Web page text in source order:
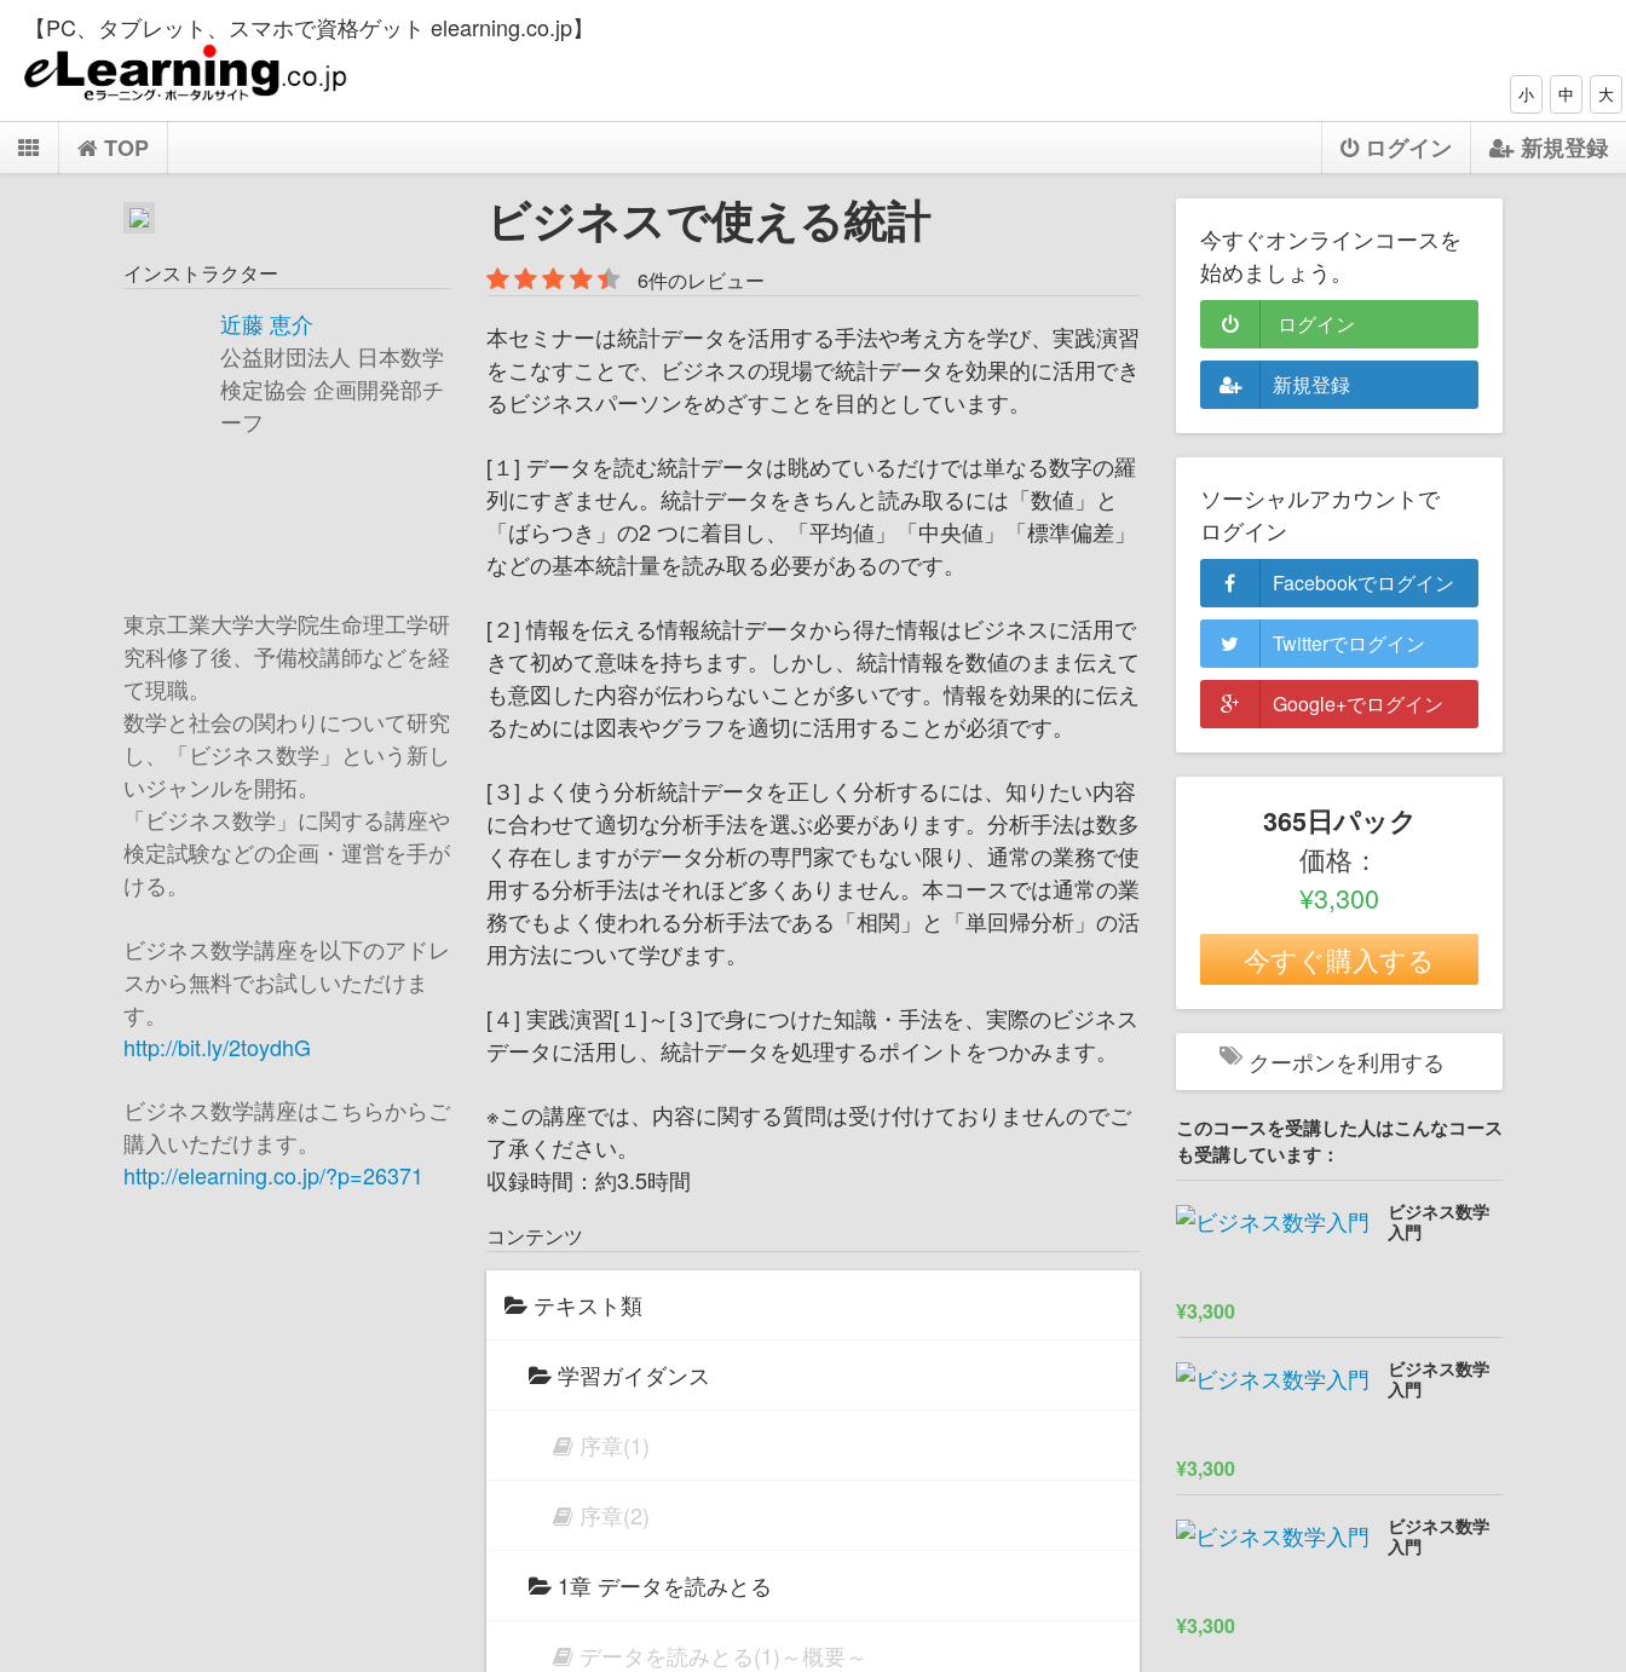
【PC、タブレット、スマホで資格ゲット elearning.co.jp】
小 中 大
TOP ログイン 新規登録
インストラクター
近藤 恵介
公益財団法人 日本数学
検定協会 企画開発部チ
ーフ
東京工業大学大学院生命理工学研
究科修了後、予備校講師などを経
て現職。
数学と社会の関わりについて研究
し、「ビジネス数学」という新し
いジャンルを開拓。
「ビジネス数学」に関する講座や
検定試験などの企画・運営を手が
ける。
ビジネス数学講座を以下のアドレ
スから無料でお試しいただけま
す。
http://bit.ly/2toydhG
ビジネス数学講座はこちらからご
購入いただけます。
http://elearning.co.jp/?p=26371
ビジネスで使える統計
6件のレビュー
本セミナーは統計データを活用する手法や考え方を学び、実践演習
をこなすことで、ビジネスの現場で統計データを効果的に活用でき
るビジネスパーソンをめざすことを目的としています。
[１] データを読む 統計データは眺めているだけでは単なる数字の羅
列にすぎません。統計データをきちんと読み取るには「数値」と
「ばらつき」の2 つに着目し、「平均値」「中央値」「標準偏差」
などの基本統計量を読み取る必要があるのです。
[２] 情報を伝える 情報統計データから得た情報はビジネスに活用で
きて初めて意味を持ちます。しかし、統計情報を数値のまま伝えて
も意図した内容が伝わらないことが多いです。情報を効果的に伝え
るためには図表やグラフを適切に活用することが必須です。
[３] よく使う分析 統計データを正しく分析するには、知りたい内容
に合わせて適切な分析手法を選ぶ必要があります。分析手法は数多
く存在しますがデータ分析の専門家でもない限り、通常の業務で使
用する分析手法はそれほど多くありません。 本コースでは通常の業
務でもよく使われる分析手法である「相関」と「単回帰分析」の活
用方法について学びます。
[４] 実践演習 [１]～[３]で身につけた知識・手法を、実際のビジネス
データに活用し、統計データを処理するポイントをつかみます。
※この講座では、内容に関する質問は受け付けておりませんのでご
了承ください。
収録時間：約3.5時間
コンテンツ
テキスト類
学習ガイダンス
序章(1)
序章(2)
1章 データを読みとる
データを読みとる(1)～概要～
今すぐオンラインコースを
始めましょう。
ログイン
新規登録
ソーシャルアカウントで
ログイン
Facebookでログイン
Twitterでログイン
Google+でログイン
365日パック
価格：
¥3,300
今すぐ購入する
クーポンを利用する
このコースを受講した人はこんなコース
も受講しています：
ビジネス数学
入門
¥3,300
ビジネス数学
入門
¥3,300
ビジネス数学
入門
¥3,300